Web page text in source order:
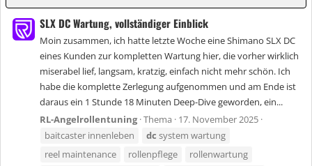
SLX DC Wartung, vollständiger Einblick
Moin zusammen, ich hatte letzte Woche eine Shimano SLX DC
eines Kunden zur kompletten Wartung hier, die vorher wirklich
miserabel lief, langsam, kratzig, einfach nicht mehr schön. Ich
habe die komplette Zerlegung aufgenommen und am Ende ist
daraus ein 1 Stunde 18 Minuten Deep-Dive geworden, ein...
RL-Angelrollentuning Thema
17. November 2025
baitcaster innenleben
dc system wartung
reel maintenance
rollenpflege
rollenwartung